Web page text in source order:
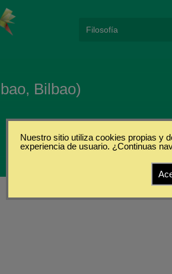
Bilbao)
Nuestro sitio utiliza cookies propias y
experiencia de usuario. ¿Continuas